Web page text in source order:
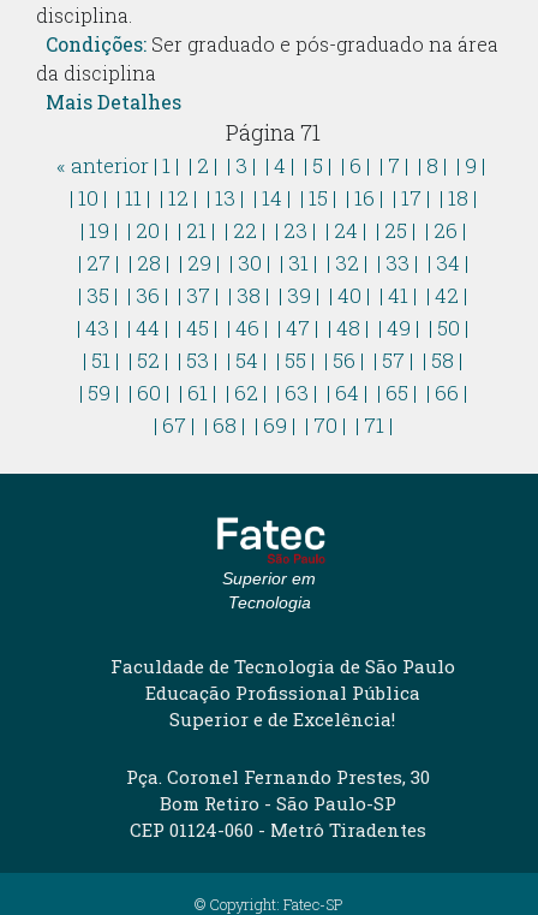
disciplina.
Condições: Ser graduado e pós-graduado na área
da disciplina
Mais Detalhes
Página 71
« anterior| 1 | | 2 | | 3 | | 4 | | 5 | | 6 | | 7 | | 8 | | 9 |
| 10 | | 11 | | 12 | | 13 | | 14 | | 15 | | 16 | | 17 | | 18 |
| 19 | | 20 | | 21 | | 22 | | 23 | | 24 | | 25 | | 26 |
| 27 | | 28 | | 29 | | 30 | | 31 | | 32 | | 33 | | 34 |
| 35 | | 36 | | 37 | | 38 | | 39 | | 40 | | 41 | | 42 |
| 43 | | 44 | | 45 | | 46 | | 47 | | 48 | | 49 | | 50 |
| 51 | | 52 | | 53 | | 54 | | 55 | | 56 | | 57 | | 58 |
| 59 | | 60 | | 61 | | 62 | | 63 | | 64 | | 65 | | 66 |
| 67 | | 68 | | 69 | | 70 | | 71 |
Superior em
Tecnologia
Faculdade de Tecnologia de São Paulo
Educação Profissional Pública
Superior e de Excelência!
Pça. Coronel Fernando Prestes, 30
Bom Retiro - São Paulo-SP
CEP 01124-060 - Metrô Tiradentes
© Copyright: Fatec-SP